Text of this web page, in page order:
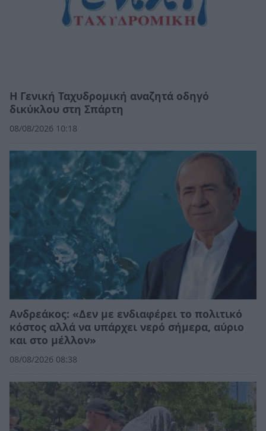
Η Γενική Ταχυδρομική αναζητά οδηγό
δικύκλου στη Σπάρτη
08/08/2026 10:18
Ανδρεάκος: «Δεν με ενδιαφέρει το πολιτικό
κόστος αλλά να υπάρχει νερό σήμερα, αύριο
και στο μέλλον»
08/08/2026 08:38